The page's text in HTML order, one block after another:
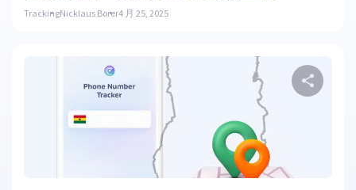
TrackingNicklaus Borer4 月 25, 2025